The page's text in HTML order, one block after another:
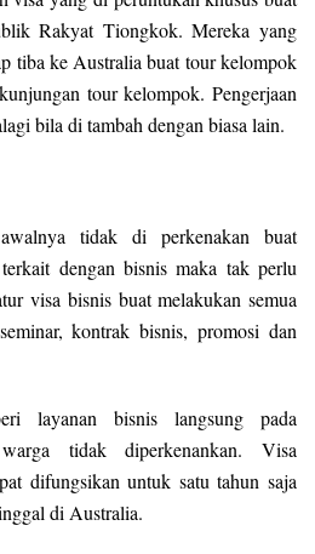
Rakyat Tiongkok. Mereka yang
tiba ke Australia buat tour kelompok
tour kelompok. Pengerjaan
bila di tambah dengan biasa lain.
tidak di perkenakan buat
dengan bisnis maka tak perlu
visa bisnis buat melakukan semua
kontrak bisnis, promosi dan
layanan bisnis langsung pada
tidak diperkenankan. Visa
difungsikan untuk satu tahun saja
di Australia.